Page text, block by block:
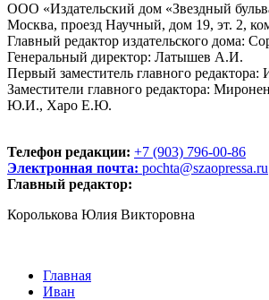
ООО «Издательский дом «Звездный
Москва, проезд Научный, дом 19, эт. 2,
Главный редактор издательского дома:
Генеральный директор: Латышев А.И.
Первый заместитель главного
Заместители главного редактора:
Ю.И., Харо Е.Ю.
Телефон редакции: +7 (903) 796-00-86
Электронная почта: pochta@szaopressa.ru
Главный редактор:
Королькова Юлия Викторовна
Главная
Иван